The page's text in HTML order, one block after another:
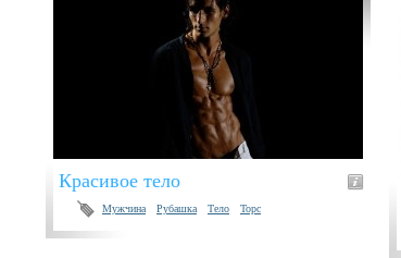
Красивое тело
Мужчина Рубашка Тело Торс